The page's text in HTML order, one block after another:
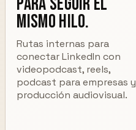
mismo hilo.
Rutas internas para
conectar LinkedIn con
videopodcast, reels,
podcast para empresas y
producción audiovisual.